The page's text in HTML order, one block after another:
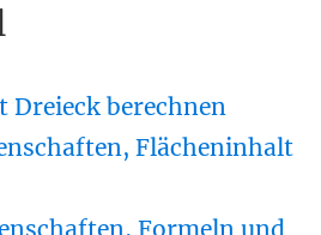
Dreieck berechnen
Flächeninhalt
Formeln und